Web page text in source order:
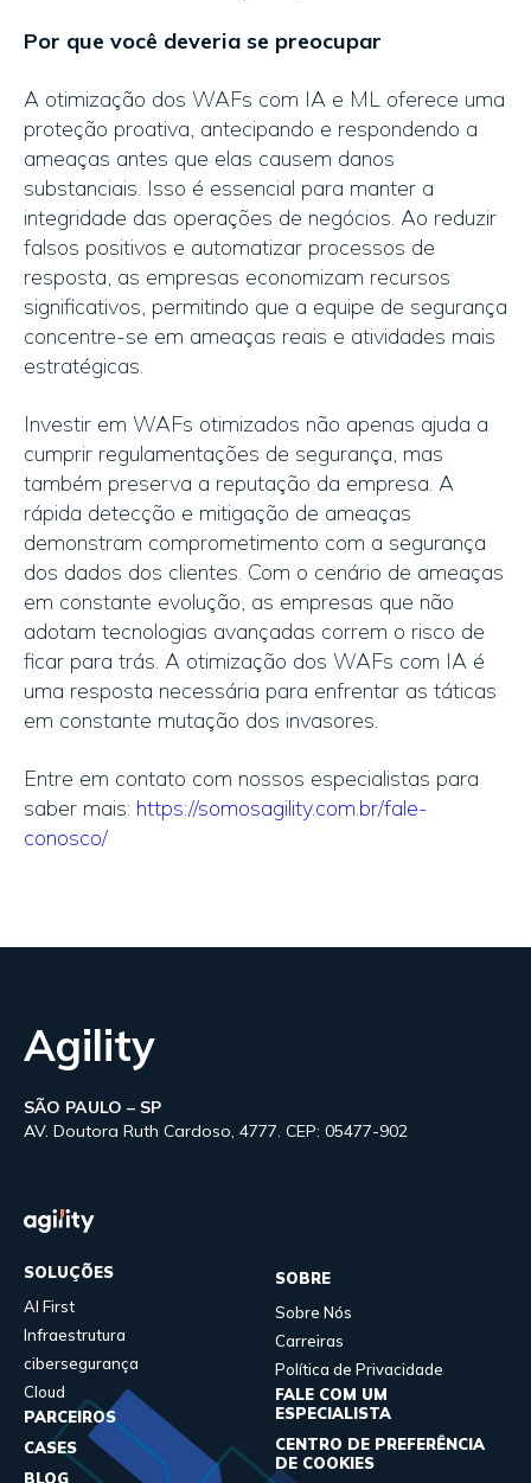
Por que você deveria se preocupar
A otimização dos WAFs com IA e ML oferece uma
proteção proativa, antecipando e respondendo a
ameaças antes que elas causem danos
substanciais. Isso é essencial para manter a
integridade das operações de negócios. Ao reduzir
falsos positivos e automatizar processos de
resposta, as empresas economizam recursos
significativos, permitindo que a equipe de segurança
concentre-se em ameaças reais e atividades mais
estratégicas.
Investir em WAFs otimizados não apenas ajuda a
cumprir regulamentações de segurança, mas
também preserva a reputação da empresa. A
rápida detecção e mitigação de ameaças
demonstram comprometimento com a segurança
dos dados dos clientes. Com o cenário de ameaças
em constante evolução, as empresas que não
adotam tecnologias avançadas correm o risco de
ficar para trás. A otimização dos WAFs com IA é
uma resposta necessária para enfrentar as táticas
em constante mutação dos invasores.
Entre em contato com nossos especialistas para
saber mais: https://somosagility.com.br/fale-
conosco/
Agility
SÃO PAULO – SP
AV. Doutora Ruth Cardoso, 4777. CEP: 05477-902
SOLUÇÕES
AI First
Infraestrutura
cibersegurança
Cloud
PARCEIROS
CASES
BLOG
SOBRE
Sobre Nós
Carreiras
Política de Privacidade
FALE COM UM
ESPECIALISTA
CENTRO DE PREFERÊNCIA
DE COOKIES